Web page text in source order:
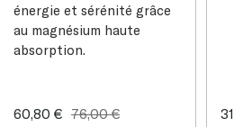
énergie et sérénité grâce
au magnésium haute
absorption.
Prix
60,80 € Prix
76,00 €